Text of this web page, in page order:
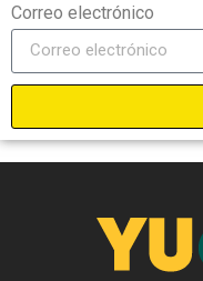
Correo electrónico